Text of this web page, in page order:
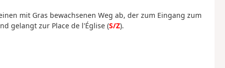
mit Gras bewachsenen Weg ab, der zum Eingang zum
gelangt zur Place de l'Église (S/Z).